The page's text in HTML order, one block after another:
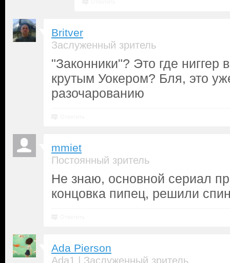
Britver
Заслуженный зритель
"Законники"? Это где ниггер
крутым Уокером? Бля, это
разочарованию
mmiet
Постоянный зритель
Не знаю, основной сериал
концовка пипец, решили
Ada Pierson
Ada1 | Заслуженный зритель